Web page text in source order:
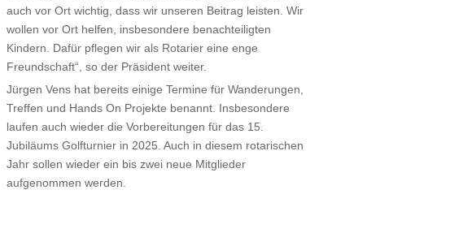
auch vor Ort wichtig, dass wir unseren Beitrag leisten. Wir
wollen vor Ort helfen, insbesondere benachteiligten
Kindern. Dafür pflegen wir als Rotarier eine enge
Freundschaft“, so der Präsident weiter.
Jürgen Vens hat bereits einige Termine für Wanderungen,
Treffen und Hands On Projekte benannt. Insbesondere
laufen auch wieder die Vorbereitungen für das 15.
Jubiläums Golfturnier in 2025. Auch in diesem rotarischen
Jahr sollen wieder ein bis zwei neue Mitglieder
aufgenommen werden.